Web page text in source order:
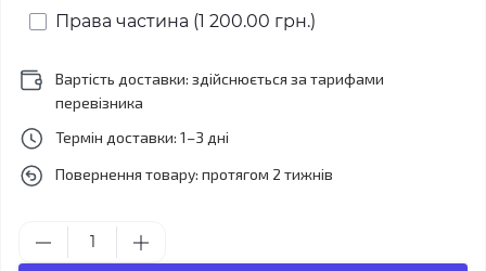
Права частина (1 200.00 грн.)
Вартість доставки: здійснюється за тарифами
перевізника
Термін доставки: 1–3 дні
Повернення товару: протягом 2 тижнів